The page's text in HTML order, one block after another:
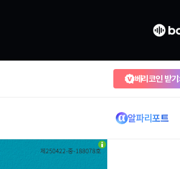
베리코인 받기
알파리포트